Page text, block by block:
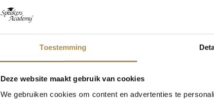
Toestemming
Deze website maakt gebruik van cookies
We gebruiken cookies om content en advertenties te